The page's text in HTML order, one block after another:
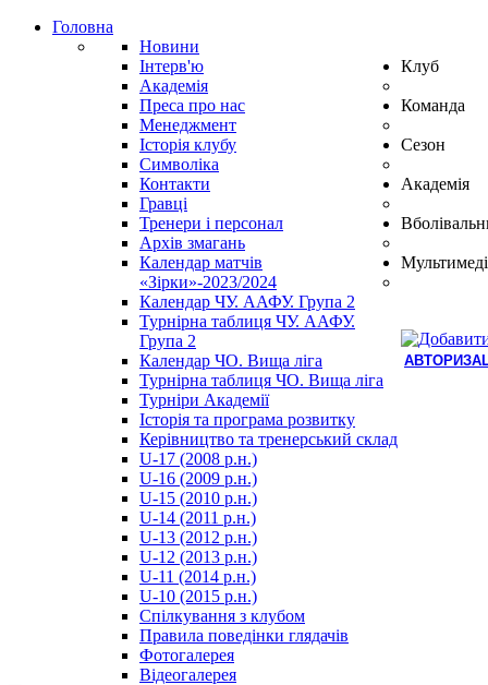
Головна
Новини
Інтерв'ю
Академія
Преса про нас
Клуб
Менеджмент
Історія клубу
Символіка
Контакти
Команда
Гравці
Тренери і персонал
Архів змагань
Сезон
Календар матчів
«Зірки»-2023/2024
Календар ЧУ. ААФУ. Група 2
Турнірна таблиця ЧУ. ААФУ.
Група 2
Календар ЧО. Вища ліга
Турнірна таблиця ЧО. Вища ліга
Академія
Турніри Академії
Історія та програма розвитку
Керівництво та тренерський склад
U-17 (2008 р.н.)
U-16 (2009 р.н.)
U-15 (2010 р.н.)
U-14 (2011 р.н.)
U-13 (2012 р.н.)
U-12 (2013 р.н.)
U-11 (2014 р.н.)
U-10 (2015 р.н.)
Спілкування з клубом
Правила поведінки глядачів
Фотогалерея
Відеогалерея